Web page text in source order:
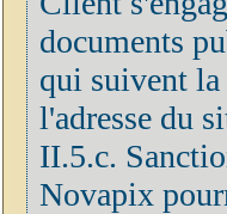
documents
qui suivent
l'adresse du
II.5.c.
Novapix